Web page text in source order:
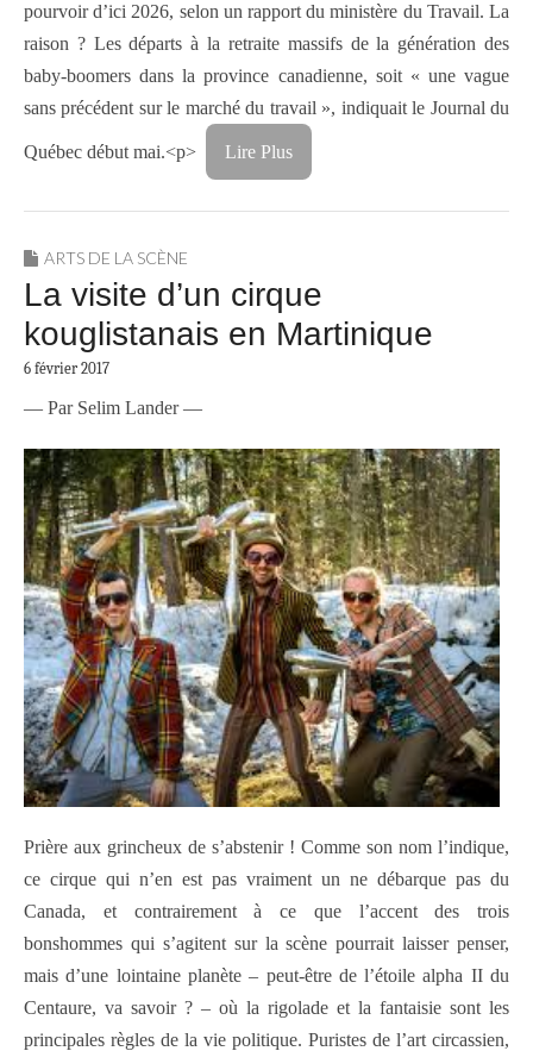
pourvoir d’ici 2026, selon un rapport du ministère du Travail. La
raison ? Les départs à la retraite massifs de la génération des
baby-boomers dans la province canadienne, soit « une vague
sans précédent sur le marché du travail », indiquait le Journal du
Québec début mai.<p> Lire Plus
ARTS DE LA SCÈNE
La visite d’un cirque
kouglistanais en Martinique
6 février 2017
— Par Selim Lander —
Prière aux grincheux de s’abstenir ! Comme son nom l’indique,
ce cirque qui n’en est pas vraiment un ne débarque pas du
Canada, et contrairement à ce que l’accent des trois
bonshommes qui s’agitent sur la scène pourrait laisser penser,
mais d’une lointaine planète – peut-être de l’étoile alpha II du
Centaure, va savoir ? – où la rigolade et la fantaisie sont les
principales règles de la vie politique. Puristes de l’art circassien,